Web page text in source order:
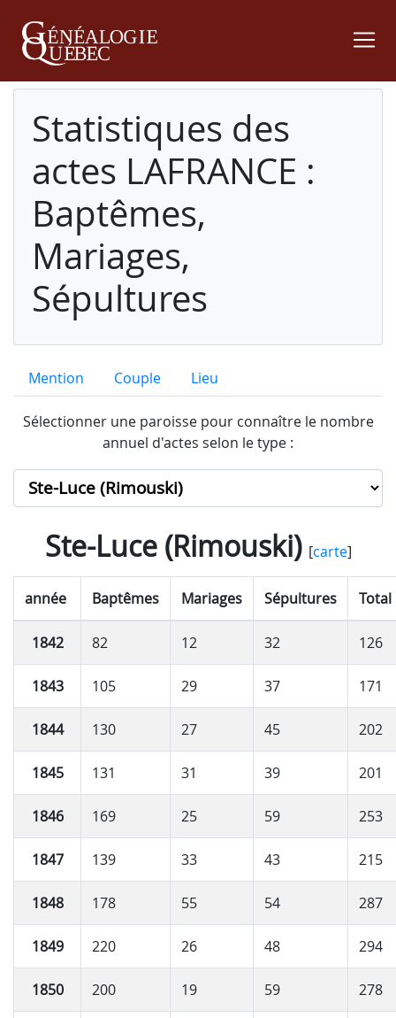
Statistiques des
actes LAFRANCE :
Baptêmes,
Mariages,
Sépultures
Mention Couple Lieu
Sélectionner une paroisse pour connaître le nombre
annuel d'actes selon le type :
Ste-Luce (Rimouski)[carte]
année Baptêmes Mariages Sépultures Total
1842 82 12 32 126
1843 105 29 37 171
1844 130 27 45 202
1845 131 31 39 201
1846 169 25 59 253
1847 139 33 43 215
1848 178 55 54 287
1849 220 26 48 294
1850 200 19 59 278